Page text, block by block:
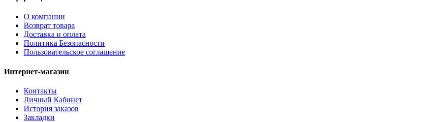
О компании
Возврат товара
Доставка и оплата
Политика Безопасности
Пользовательское соглашение
Интернет-магазин
Контакты
Личный Кабинет
История заказов
Закладки